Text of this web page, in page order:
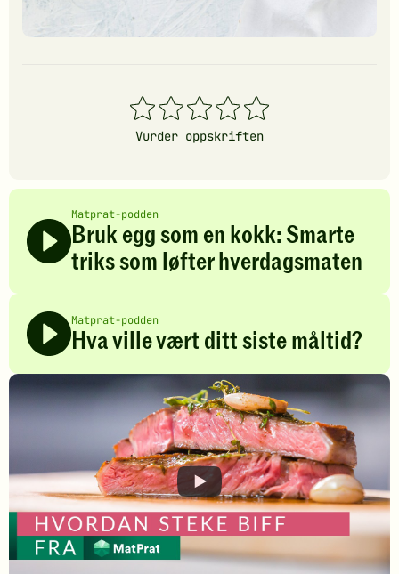
1
stjerner
2
stjerner
3
stjerner
4
stjerner
5
stjerner
Vurder oppskriften
Matprat-podden
Bruk egg som en kokk: Smarte
triks som løfter hverdagsmaten
Matprat-podden
Hva ville vært ditt siste måltid?